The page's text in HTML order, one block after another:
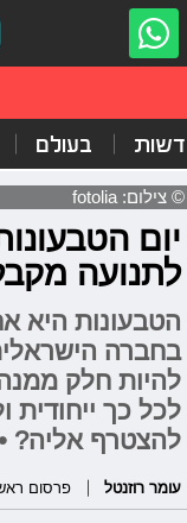
בעולם
© צילום: fotolia
יום
לתנועה
הטבעונות היא
בחברה
להיות חלק
לכל כך ייחודית
להצטרף אליה?
עומר רוזנטל פרסום ראשון: 01/11/